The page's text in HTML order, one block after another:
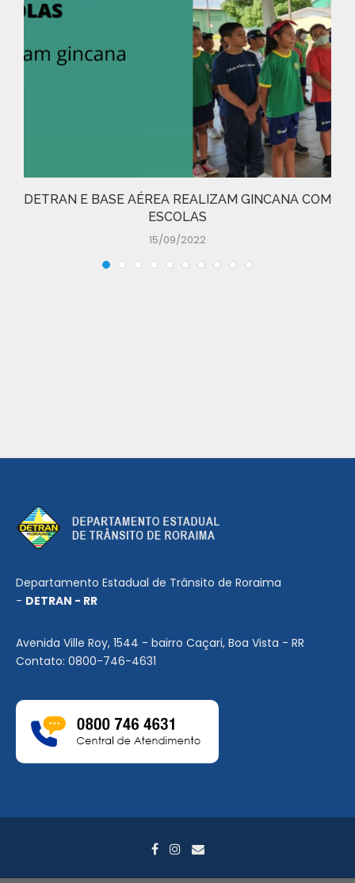
DETRAN E BASE AÉREA REALIZAM GINCANA COM
ESCOLAS
15/09/2022
Departamento Estadual de Trânsito de Roraima
- DETRAN - RR
Avenida Ville Roy, 1544 - bairro Caçari, Boa Vista - RR
Contato: 0800-746-4631